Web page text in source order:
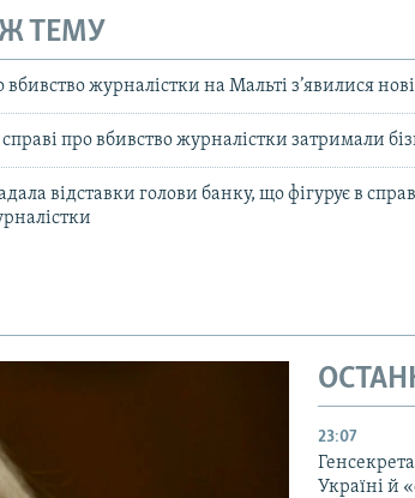
ТЕМУ
вбивство журналістки на Мальті з’явилися
про вбивство журналістки затримали
відставки голови банку, що фігурує в
23:07
Україні й